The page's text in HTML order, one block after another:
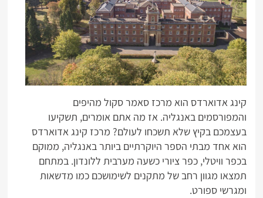
קינג אדוארדס הוא מרכז סאמר סקול מהיפים
והמפורסמים באנגליה. אז מה אתם אומרים, תשקיעו
בעצמכם בקיץ שלא תשכחו לעולם? מרכז קינג אדוארדס
הוא אחד מבתי הספר היוקרתיים ביותר באנגליה, ממוקם
בכפר וויטלי, כפר ציורי כשעה מערבית ללונדון. במתחם
תמצאו מגוון רחב של מתקנים לשימושכם כמו מדשאות
ומגרשי ספורט.